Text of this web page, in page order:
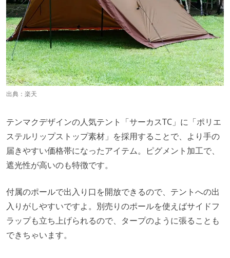
出典： 楽天
テンマクデザインの人気テント「サーカスTC」に「ポリエ
ステルリップストップ素材」を採用することで、より手の
届きやすい価格帯になったアイテム。ピグメント加工で、
遮光性が高いのも特徴です。
付属のポールで出入り口を開放できるので、テントへの出
入りがしやすいですよ。別売りのポールを使えばサイドフ
ラップも立ち上げられるので、タープのように張ることも
できちゃいます。